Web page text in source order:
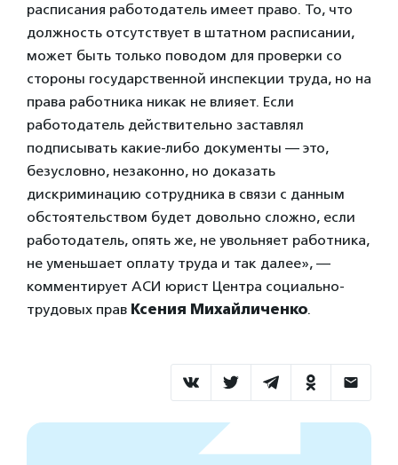
расписания работодатель имеет право. То, что
должность отсутствует в штатном расписании,
может быть только поводом для проверки со
стороны государственной инспекции труда, но на
права работника никак не влияет. Если
работодатель действительно заставлял
подписывать какие-либо документы — это,
безусловно, незаконно, но доказать
дискриминацию сотрудника в связи с данным
обстоятельством будет довольно сложно, если
работодатель, опять же, не увольняет работника,
не уменьшает оплату труда и так далее», —
комментирует АСИ юрист Центра социально-
трудовых прав Ксения Михайличенко.